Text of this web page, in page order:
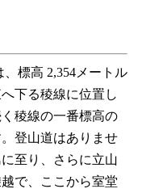
標高 2,354メートル
下る稜線に位置し
稜線の一番標高の
登山道はありませ
至り、さらに立山
で、ここから室堂